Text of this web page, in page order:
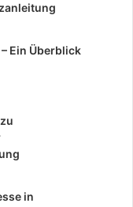
Ein Überblick
in